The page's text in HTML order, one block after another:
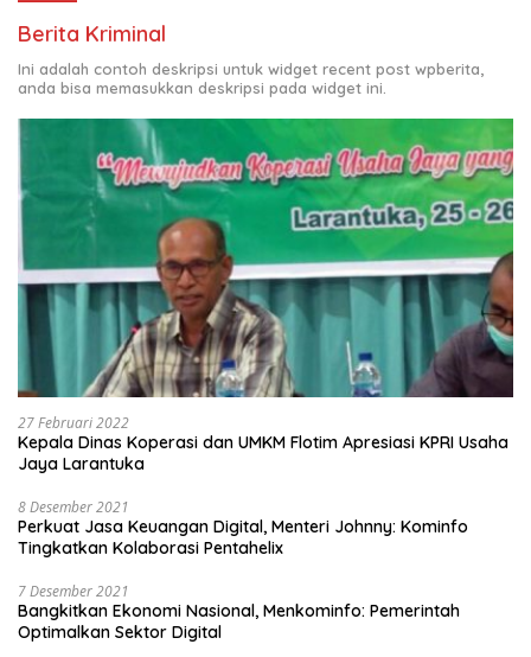
Berita Kriminal
Ini adalah contoh deskripsi untuk widget recent post wpberita,
anda bisa memasukkan deskripsi pada widget ini.
27 Februari 2022
Kepala Dinas Koperasi dan UMKM Flotim Apresiasi KPRI Usaha
Jaya Larantuka
8 Desember 2021
Perkuat Jasa Keuangan Digital, Menteri Johnny: Kominfo
Tingkatkan Kolaborasi Pentahelix
7 Desember 2021
Bangkitkan Ekonomi Nasional, Menkominfo: Pemerintah
Optimalkan Sektor Digital